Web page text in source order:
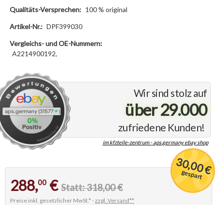
Wir sind stolz auf
über 29.000
zufriedene Kunden!
im kfzteile-zentrum - aps.germany ebay shop
Qualitäts-Versprechen: 100 % original
Artikel-Nr.: DPF399030
Vergleichs- und OE-Nummern:
A2214900192,
30,00 €
gespart
288,00 € Statt: 318,00 €
Preise inkl. gesetzlicher MwSt.* -zzgl. Versand**